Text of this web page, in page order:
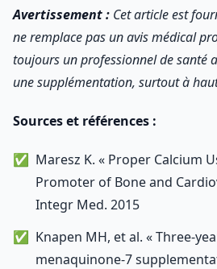
Avertissement : Cet article est
ne remplace pas un avis médical
toujours un professionnel de santé
une supplémentation, surtout à
Sources et références :
Maresz K. « Proper Calcium
Promoter of Bone and
Integr Med. 2015
Knapen MH, et al. « Three-
menaquinone-7